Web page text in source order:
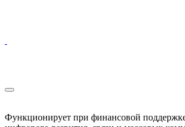
Функционирует при финансовой